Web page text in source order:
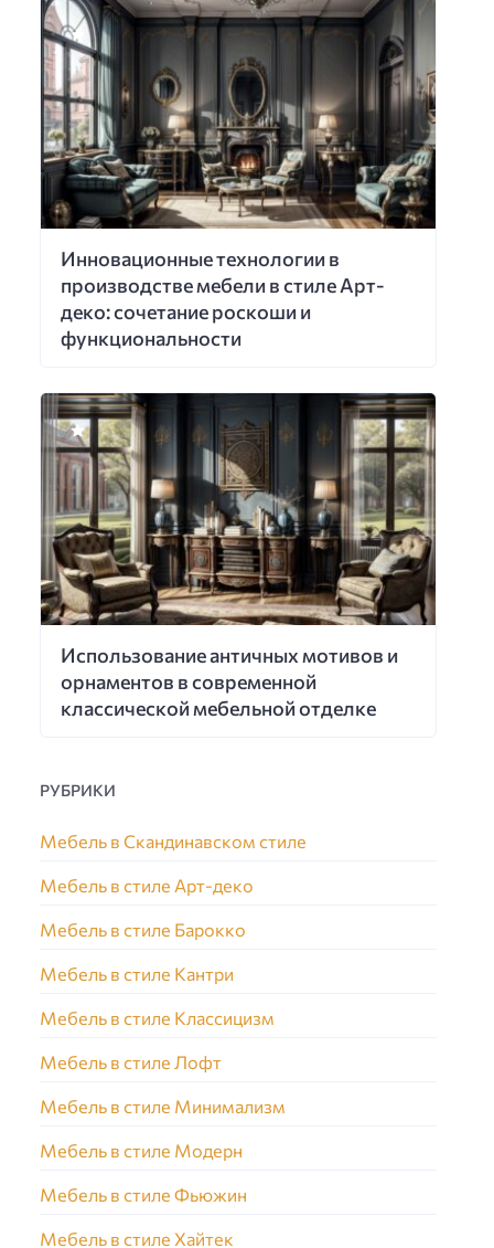
Инновационные технологии в
производстве мебели в стиле Арт-
деко: сочетание роскоши и
функциональности
Использование античных мотивов и
орнаментов в современной
классической мебельной отделке
РУБРИКИ
Мебель в Скандинавском стиле
Мебель в стиле Арт-деко
Мебель в стиле Барокко
Мебель в стиле Кантри
Мебель в стиле Классицизм
Мебель в стиле Лофт
Мебель в стиле Минимализм
Мебель в стиле Модерн
Мебель в стиле Фьюжин
Мебель в стиле Хайтек